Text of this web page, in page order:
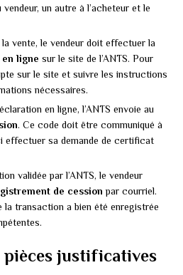
un autre à l’acheteur et le
vente, le vendeur doit effectuer la
ligne sur le site de l’ANTS. Pour
sur le site et suivre les instructions
nécessaires.
en ligne, l’ANTS envoie au
. Ce code doit être communiqué à
effectuer sa demande de certificat
validée par l’ANTS, le vendeur
de cession par courriel.
la transaction a bien été enregistrée
pièces justificatives